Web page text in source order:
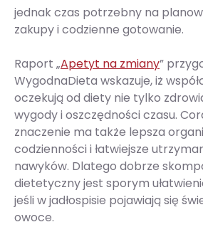
jednak czas potrzebny na
zakupy i codzienne gotowanie.
Raport „Apetyt na zmiany”
WygodnaDieta wskazuje, iż
oczekują od diety nie tylko
wygody i oszczędności czasu.
znaczenie ma także lepsza
codzienności i łatwiejsze
nawyków. Dlatego dobrze
dietetyczny jest sporym
jeśli w jadłospisie pojawiają się
owoce.